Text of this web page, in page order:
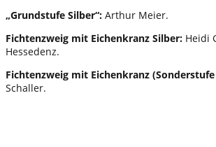
„Grundstufe Silber“: Arthur Meier.
Fichtenzweig mit Eichenkranz Silber: Heidi
Hessedenz.
Fichtenzweig mit Eichenkranz (Sonderstufe
Schaller.